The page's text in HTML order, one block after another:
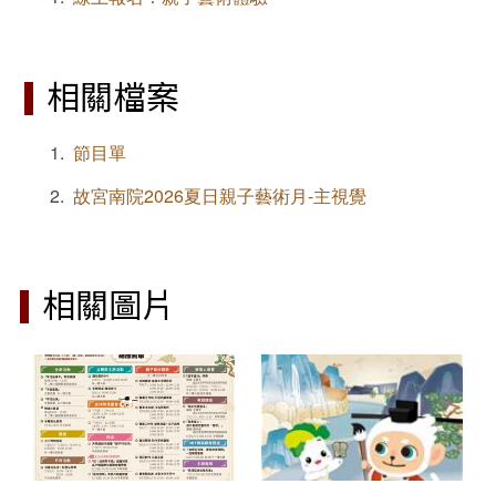
相關檔案
節目單
故宮南院2026夏日親子藝術月-主視覺
相關圖片